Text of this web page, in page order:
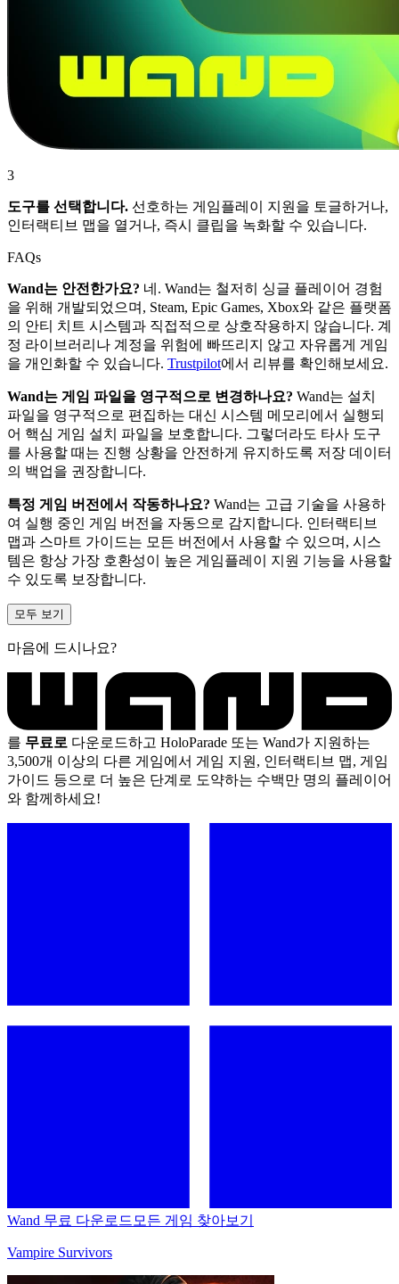
3
도구를 선택합니다. 선호하는 게임플레이 지원을 토글하거나,
인터랙티브 맵을 열거나, 즉시 클립을 녹화할 수 있습니다.
FAQs
Wand는 안전한가요? 네. Wand는 철저히 싱글 플레이어 경험
을 위해 개발되었으며, Steam, Epic Games, Xbox와 같은 플랫폼
의 안티 치트 시스템과 직접적으로 상호작용하지 않습니다. 계
정 라이브러리나 계정을 위험에 빠뜨리지 않고 자유롭게 게임
을 개인화할 수 있습니다. Trustpilot에서 리뷰를 확인해보세요.
Wand는 게임 파일을 영구적으로 변경하나요? Wand는 설치
파일을 영구적으로 편집하는 대신 시스템 메모리에서 실행되
어 핵심 게임 설치 파일을 보호합니다. 그렇더라도 타사 도구
를 사용할 때는 진행 상황을 안전하게 유지하도록 저장 데이터
의 백업을 권장합니다.
특정 게임 버전에서 작동하나요? Wand는 고급 기술을 사용하
여 실행 중인 게임 버전을 자동으로 감지합니다. 인터랙티브
맵과 스마트 가이드는 모든 버전에서 사용할 수 있으며, 시스
템은 항상 가장 호환성이 높은 게임플레이 지원 기능을 사용할
수 있도록 보장합니다.
모두 보기
마음에 드시나요?
를 무료로 다운로드하고 HoloParade 또는 Wand가 지원하는
3,500개 이상의 다른 게임에서 게임 지원, 인터랙티브 맵, 게임
가이드 등으로 더 높은 단계로 도약하는 수백만 명의 플레이어
와 함께하세요!
Wand 무료 다운로드 모든 게임 찾아보기
Vampire Survivors